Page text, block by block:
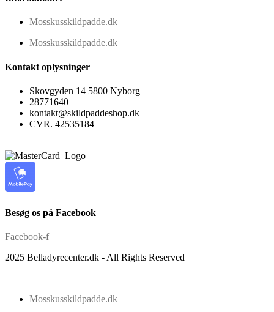
Mosskusskildpadde.dk
Mosskusskildpadde.dk
Kontakt oplysninger
Skovgyden 14 5800 Nyborg
28771640
kontakt@skildpaddeshop.dk
CVR. 42535184
Besøg os på Facebook
Facebook-f
2025 Belladyrecenter.dk - All Rights Reserved
Mosskusskildpadde.dk